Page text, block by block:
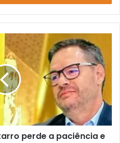
perde a paciência e